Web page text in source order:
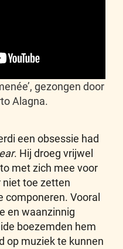
gezongen door
Alagna.
een obsessie had
. Hij droeg vrijwel
met zich mee voor
niet toe zetten
componeren. Vooral
en waanzinnig
boezemden hem
op muziek te kunnen